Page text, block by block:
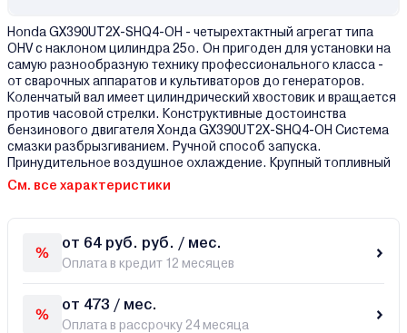
Honda GX390UT2X-SHQ4-OH - четырехтактный агрегат типа
OHV с наклоном цилиндра 25о. Он пригоден для установки на
самую разнообразную технику профессионального класса -
от сварочных аппаратов и культиваторов до генераторов.
Коленчатый вал имеет цилиндрический хвостовик и вращается
против часовой стрелки. Конструктивные достоинства
бензинового двигателя Хонда GX390UT2X-SHQ4-OH Система
смазки разбрызгиванием. Ручной способ запуска.
Принудительное воздушное охлаждение. Крупный топливный
См. все характеристики
от 64 руб. руб. / мес.
Оплата в кредит 12 месяцев
от 473 / мес.
Оплата в рассрочку 24 месяца